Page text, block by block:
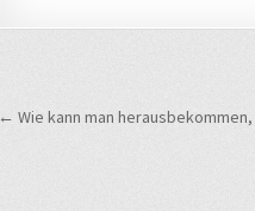
← Wie kann man